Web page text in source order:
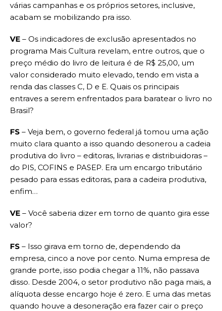
várias campanhas e os próprios setores, inclusive,
acabam se mobilizando pra isso.
VE – Os indicadores de exclusão apresentados no
programa Mais Cultura revelam, entre outros, que o
preço médio do livro de leitura é de R$ 25,00, um
valor considerado muito elevado, tendo em vista a
renda das classes C, D e E. Quais os principais
entraves a serem enfrentados para baratear o livro no
Brasil?
FS – Veja bem, o governo federal já tomou uma ação
muito clara quanto a isso quando desonerou a cadeia
produtiva do livro – editoras, livrarias e distribuidoras –
do PIS, COFINS e PASEP. Era um encargo tributário
pesado para essas editoras, para a cadeira produtiva,
enfim…
VE – Você saberia dizer em torno de quanto gira esse
valor?
FS – Isso girava em torno de, dependendo da
empresa, cinco a nove por cento. Numa empresa de
grande porte, isso podia chegar a 11%, não passava
disso. Desde 2004, o setor produtivo não paga mais, a
alíquota desse encargo hoje é zero. E uma das metas
quando houve a desoneração era fazer cair o preço